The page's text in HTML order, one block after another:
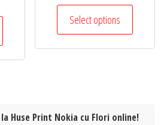
Select options
Huse Print Nokia cu Flori online!